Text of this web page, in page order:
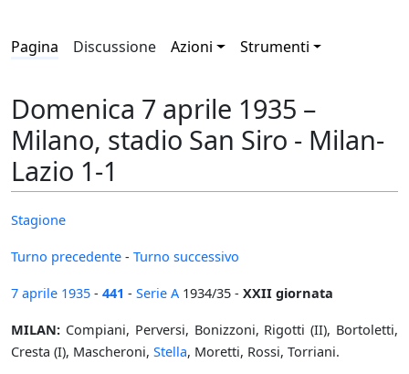
Pagina Discussione Azioni Strumenti
Domenica 7 aprile 1935 –
Milano, stadio San Siro - Milan-
Lazio 1-1
Stagione
Turno precedente - Turno successivo
7 aprile 1935 - 441 - Serie A 1934/35 - XXII giornata
MILAN: Compiani, Perversi, Bonizzoni, Rigotti (II), Bortoletti,
Cresta (I), Mascheroni, Stella, Moretti, Rossi, Torriani.